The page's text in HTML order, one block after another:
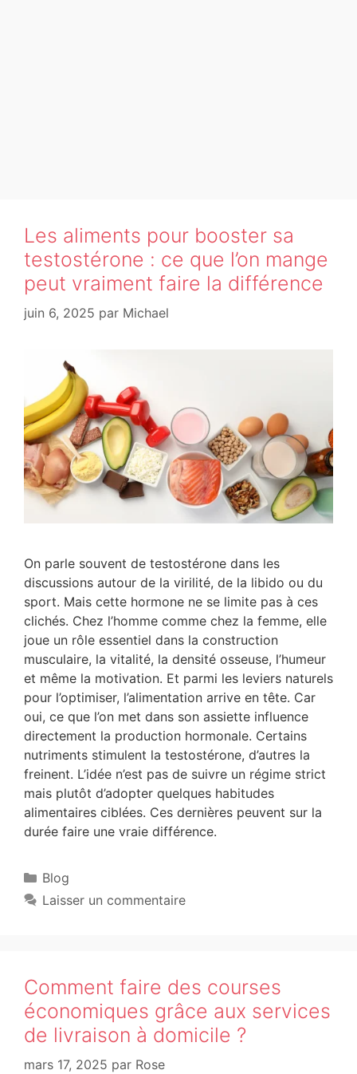
Les aliments pour booster sa
testostérone : ce que l’on mange
peut vraiment faire la différence
juin 6, 2025 par Michael
On parle souvent de testostérone dans les
discussions autour de la virilité, de la libido ou du
sport. Mais cette hormone ne se limite pas à ces
clichés. Chez l’homme comme chez la femme, elle
joue un rôle essentiel dans la construction
musculaire, la vitalité, la densité osseuse, l’humeur
et même la motivation. Et parmi les leviers naturels
pour l’optimiser, l’alimentation arrive en tête. Car
oui, ce que l’on met dans son assiette influence
directement la production hormonale. Certains
nutriments stimulent la testostérone, d’autres la
freinent. L’idée n’est pas de suivre un régime strict
mais plutôt d’adopter quelques habitudes
alimentaires ciblées. Ces dernières peuvent sur la
durée faire une vraie différence.
Blog
Laisser un commentaire
Comment faire des courses
économiques grâce aux services
de livraison à domicile ?
mars 17, 2025 par Rose